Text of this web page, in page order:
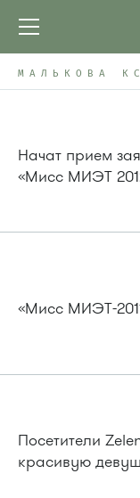
МАЛЬКОВА
Начат прием
«Мисс МИЭТ
«Мисс МИЭТ-
Посетители
красивую